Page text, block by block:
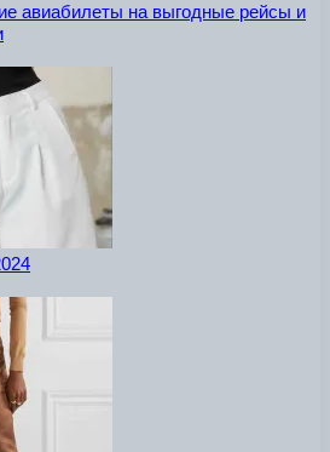
авиабилеты на выгодные рейсы и